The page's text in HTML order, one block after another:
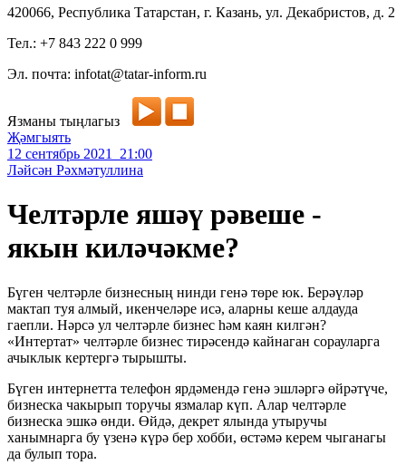
420066, Республика Татарстан, г. Казань, ул. Декабристов, д. 2
Тел.: +7 843 222 0 999
Эл. почта: infotat@tatar-inform.ru
Язманы тыңлагыз
Җәмгыять
12 сентябрь 2021 21:00
Ләйсән Рәхмәтуллина
Челтәрле яшәү рәвеше -
якын киләчәкме?
Бүген челтәрле бизнесның нинди генә төре юк. Берәүләр
мактап туя алмый, икенчеләре исә, аларны кеше алдауда
гаепли. Нәрсә ул челтәрле бизнес һәм каян килгән?
«Интертат» челтәрле бизнес тирәсендә кайнаган сорауларга
ачыклык кертергә тырышты.
Бүген интернетта телефон ярдәмендә генә эшләргә өйрәтүче,
бизнеска чакырып торучы язмалар күп. Алар челтәрле
бизнеска эшкә өнди. Өйдә, декрет ялында утыручы
ханымнарга бу үзенә күрә бер хобби, өстәмә керем чыганагы
да булып тора.